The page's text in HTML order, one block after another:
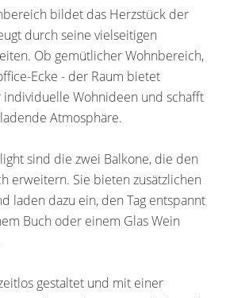
bildet das Herzstück der
durch seine vielseitigen
Ob gemütlicher Wohnbereich,
Ecke - der Raum bietet
individuelle Wohnideen und schafft
Atmosphäre.
sind die zwei Balkone, die den
erweitern. Sie bieten zusätzlichen
laden dazu ein, den Tag entspannt
Buch oder einem Glas Wein
gestaltet und mit einer